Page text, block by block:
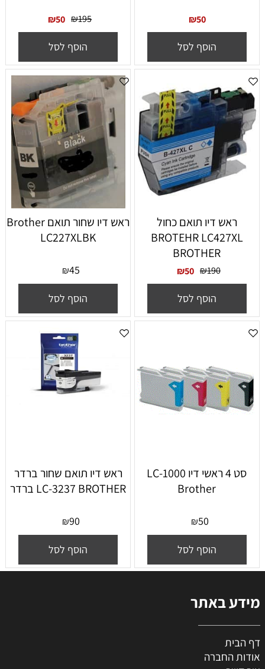
₪50
הוסף לסל
₪195
₪50
הוסף לסל
ראש דיו תואם כחול
BROTEHR LC427XL
BROTHER
₪190
₪50
הוסף לסל
‏ראש דיו ‏שחור תואם Brother
LC227XLBK
₪45
הוסף לסל
סט 4 ראשי דיו LC-1000
Brother
₪50
הוסף לסל
ראש דיו תואם שחור ברדר
LC-3237 BROTHER ברדר
₪90
הוסף לסל
מידע באתר
דף הבית
אודות החברה